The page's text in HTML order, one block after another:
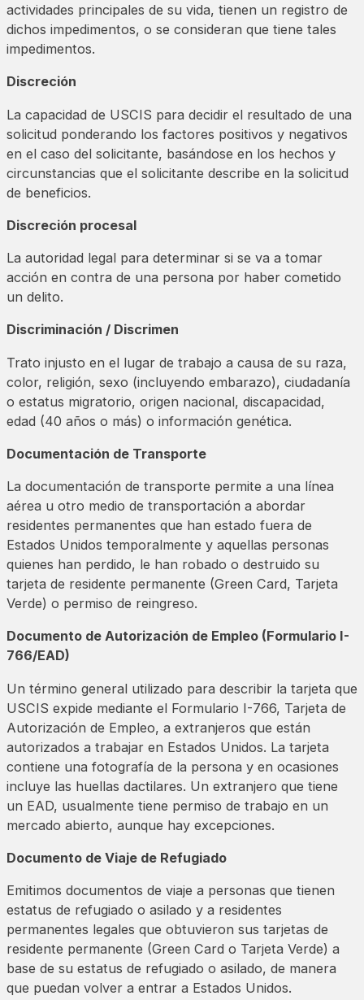
actividades principales de su vida, tienen un registro de
dichos impedimentos, o se consideran que tiene tales
impedimentos.
Discreción
La capacidad de USCIS para decidir el resultado de una
solicitud ponderando los factores positivos y negativos
en el caso del solicitante, basándose en los hechos y
circunstancias que el solicitante describe en la solicitud
de beneficios.
Discreción procesal
La autoridad legal para determinar si se va a tomar
acción en contra de una persona por haber cometido
un delito.
Discriminación / Discrimen
Trato injusto en el lugar de trabajo a causa de su raza,
color, religión, sexo (incluyendo embarazo), ciudadanía
o estatus migratorio, origen nacional, discapacidad,
edad (40 años o más) o información genética.
Documentación de Transporte
La documentación de transporte permite a una línea
aérea u otro medio de transportación a abordar
residentes permanentes que han estado fuera de
Estados Unidos temporalmente y aquellas personas
quienes han perdido, le han robado o destruido su
tarjeta de residente permanente (Green Card, Tarjeta
Verde) o permiso de reingreso.
Documento de Autorización de Empleo (Formulario I-
766/EAD)
Un término general utilizado para describir la tarjeta que
USCIS expide mediante el Formulario I-766, Tarjeta de
Autorización de Empleo, a extranjeros que están
autorizados a trabajar en Estados Unidos. La tarjeta
contiene una fotografía de la persona y en ocasiones
incluye las huellas dactilares. Un extranjero que tiene
un EAD, usualmente tiene permiso de trabajo en un
mercado abierto, aunque hay excepciones.
Documento de Viaje de Refugiado
Emitimos documentos de viaje a personas que tienen
estatus de refugiado o asilado y a residentes
permanentes legales que obtuvieron sus tarjetas de
residente permanente (Green Card o Tarjeta Verde) a
base de su estatus de refugiado o asilado, de manera
que puedan volver a entrar a Estados Unidos.